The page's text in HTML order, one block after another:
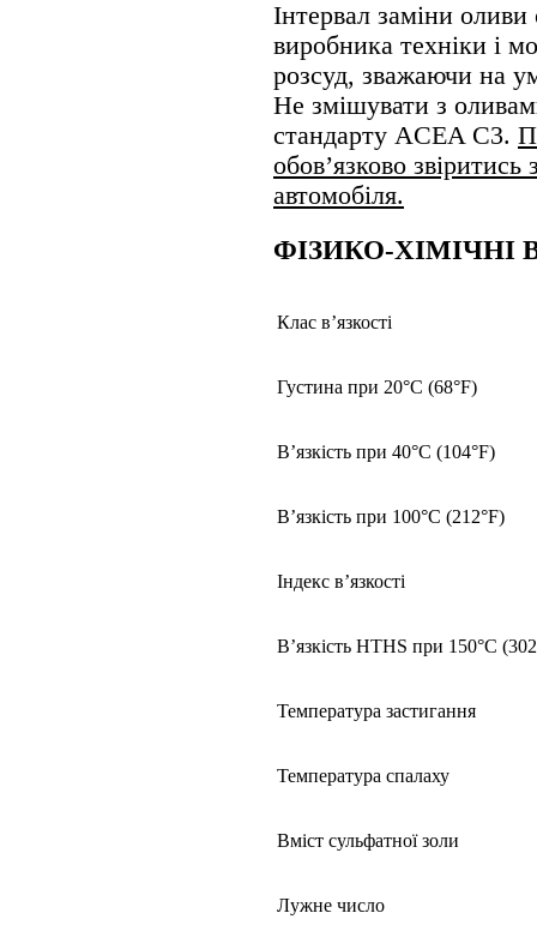
Інтервал заміни оливи
виробника техніки і
розсуд, зважаючи на
Не змішувати з
стандарту ACEA C3.
обов’язково звіритись
автомобіля.
ФІЗИКО-ХІМІЧНІ
Клас в’язкості
Густина при 20°C (68°F)
В’язкість при 40°C (104°F)
В’язкість при 100°C (212°F)
Індекс в’язкості
В’язкість HTHS при 150°C
Температура застигання
Температура спалаху
Вміст сульфатної золи
Лужне число